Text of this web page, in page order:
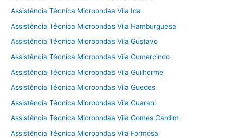
Assistência Técnica Microondas Vila Ida
Assistência Técnica Microondas Vila Hamburguesa
Assistência Técnica Microondas Vila Gustavo
Assistência Técnica Microondas Vila Gumercindo
Assistência Técnica Microondas Vila Guilherme
Assistência Técnica Microondas Vila Guedes
Assistência Técnica Microondas Vila Guarani
Assistência Técnica Microondas Vila Gomes Cardim
Assistência Técnica Microondas Vila Formosa